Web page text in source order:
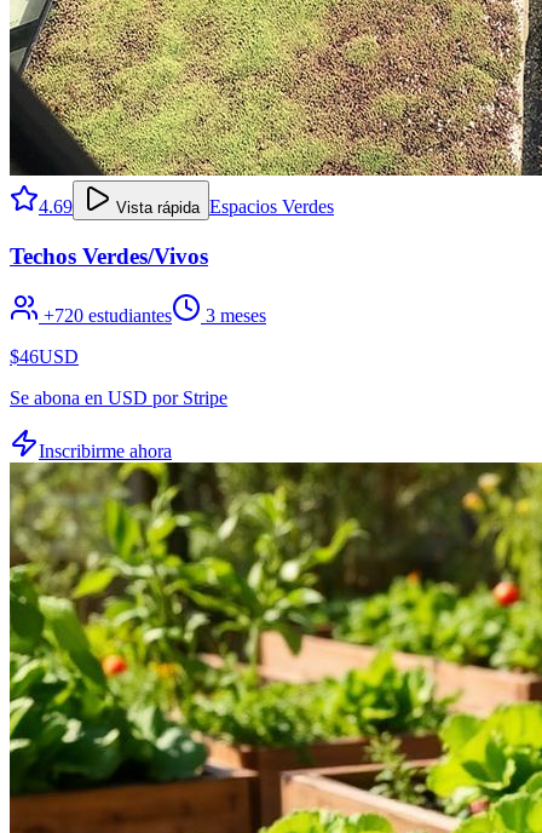
4.69 Vista rápida Espacios Verdes
Techos Verdes/Vivos
+720 estudiantes
3 meses
$46USD
Se abona en USD por Stripe
Inscribirme ahora